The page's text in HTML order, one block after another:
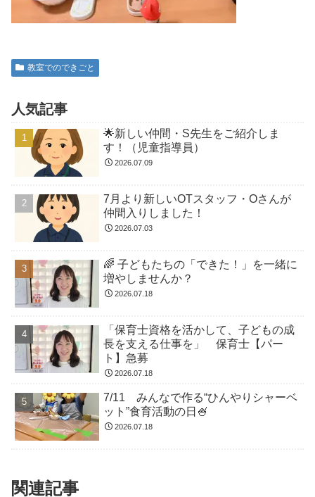
教室でのできごと
人気記事
🌟新しい仲間・S先生をご紹介しま
す！（児童指導員）
2026.07.09
7月より新しいOTスタッフ・Oさんが
仲間入りしました！
2026.07.03
🌈 子どもたちの「できた！」を一緒に
増やしませんか？
2026.07.18
「保育士資格を活かして、子どもの成
長を支える仕事を」 保育士【パー
ト】急募
2026.07.18
7/11 みんなで作る“ひんやりシャーベ
ット”食育活動の日🍧
2026.07.18
関連記事